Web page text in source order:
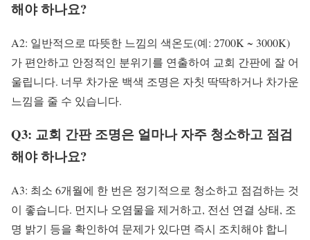
해야 하나요?
A2: 일반적으로 따뜻한 느낌의 색온도(예: 2700K ~ 3000K)
가 편안하고 안정적인 분위기를 연출하여 교회 간판에 잘 어
울립니다. 너무 차가운 백색 조명은 자칫 딱딱하거나 차가운
느낌을 줄 수 있습니다.
Q3: 교회 간판 조명은 얼마나 자주 청소하고 점검
해야 하나요?
A3: 최소 6개월에 한 번은 정기적으로 청소하고 점검하는 것
이 좋습니다. 먼지나 오염물을 제거하고, 전선 연결 상태, 조
명 밝기 등을 확인하여 문제가 있다면 즉시 조치해야 합니